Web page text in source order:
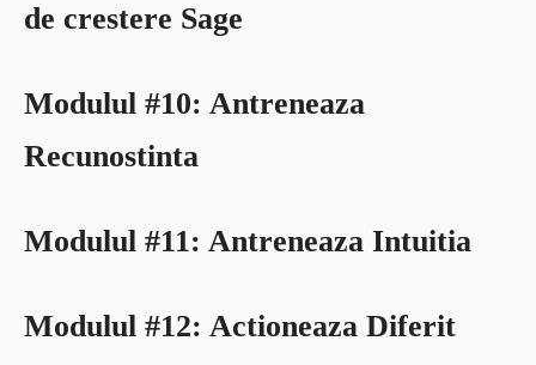
de crestere Sage
Modulul #10: Antreneaza
Recunostinta
Modulul #11: Antreneaza Intuitia
Modulul #12: Actioneaza Diferit